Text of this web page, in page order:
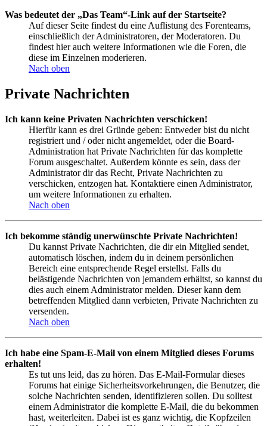
Was bedeutet der „Das Team“-Link auf der Startseite?
Auf dieser Seite findest du eine Auflistung des Forenteams,
einschließlich der Administratoren, der Moderatoren. Du
findest hier auch weitere Informationen wie die Foren, die
diese im Einzelnen moderieren.
Nach oben
Private Nachrichten
Ich kann keine Privaten Nachrichten verschicken!
Hierfür kann es drei Gründe geben: Entweder bist du nicht
registriert und / oder nicht angemeldet, oder die Board-
Administration hat Private Nachrichten für das komplette
Forum ausgeschaltet. Außerdem könnte es sein, dass der
Administrator dir das Recht, Private Nachrichten zu
verschicken, entzogen hat. Kontaktiere einen Administrator,
um weitere Informationen zu erhalten.
Nach oben
Ich bekomme ständig unerwünschte Private Nachrichten!
Du kannst Private Nachrichten, die dir ein Mitglied sendet,
automatisch löschen, indem du in deinem persönlichen
Bereich eine entsprechende Regel erstellst. Falls du
belästigende Nachrichten von jemandem erhältst, so kannst du
dies auch einem Administrator melden. Dieser kann dem
betreffenden Mitglied dann verbieten, Private Nachrichten zu
versenden.
Nach oben
Ich habe eine Spam-E-Mail von einem Mitglied dieses Forums
erhalten!
Es tut uns leid, das zu hören. Das E-Mail-Formular dieses
Forums hat einige Sicherheitsvorkehrungen, die Benutzer, die
solche Nachrichten senden, identifizieren sollen. Du solltest
einem Administrator die komplette E-Mail, die du bekommen
hast, weiterleiten. Dabei ist es ganz wichtig, die Kopfzeilen